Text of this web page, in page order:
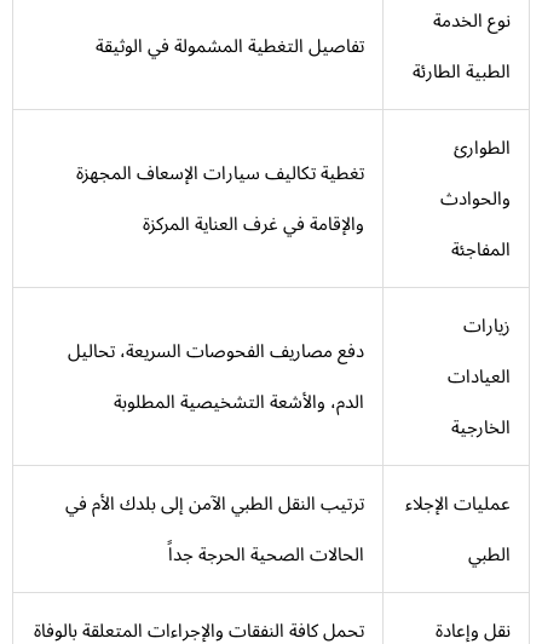
نوع الخدمة
الطبية الطارئة
تفاصيل التغطية المشمولة في الوثيقة
الطوارئ
والحوادث
المفاجئة
تغطية تكاليف سيارات الإسعاف المجهزة
والإقامة في غرف العناية المركزة
زيارات
العيادات
الخارجية
دفع مصاريف الفحوصات السريعة، تحاليل
الدم، والأشعة التشخيصية المطلوبة
عمليات الإجلاء
الطبي
ترتيب النقل الطبي الآمن إلى بلدك الأم في
الحالات الصحية الحرجة جداً
نقل وإعادة
تحمل كافة النفقات والإجراءات المتعلقة بالوفاة